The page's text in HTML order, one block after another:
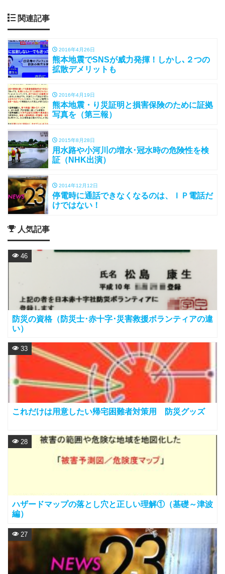
関連記事
2016年4月26日
熊本地震でSNSが威力発揮！しかし､２つの
拡散デメリットも
2016年4月19日
熊本地震・り災証明と損害保険のために証拠
写真を（第三報）
2015年8月28日
用水路や小河川の増水･冠水時の危険性を検
証（NHK出演）
2014年12月12日
停電時に通話できなくなるのは、ＩＰ電話だ
けではない！
人気記事
防災の資格（防災士･赤十字･災害救援ボランティアの違
い）
46
これだけは用意したい帰宅困難者対策用 防災グッズ
33
ハザードマップの落とし穴と正しい理解①（基礎～津波
編）
28
27